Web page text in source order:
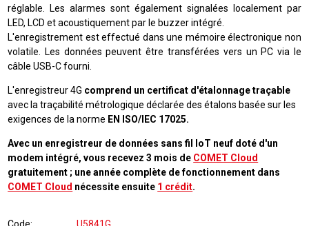
réglable. Les alarmes sont également signalées localement par
LED, LCD et acoustiquement par le buzzer intégré.
L'enregistrement est effectué dans une mémoire électronique non
volatile. Les données peuvent être transférées vers un PC via le
câble USB-C fourni.
L'enregistreur 4G comprend un certificat d'étalonnage traçable
avec la traçabilité métrologique déclarée des étalons basée sur les
exigences de la norme EN ISO/IEC 17025.
Avec un enregistreur de données sans fil IoT neuf doté d'un
modem intégré, vous recevez 3 mois de COMET Cloud
gratuitement ; une année complète de fonctionnement dans
COMET Cloud nécessite ensuite 1 crédit.